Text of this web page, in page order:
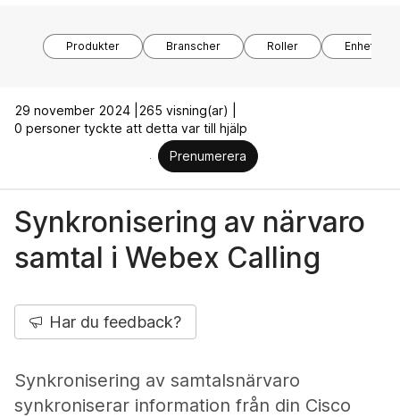
Produkter Branscher Roller
29 november 2024 |
265 visning(ar) |
0 personer tyckte att detta var till hjälp
Prenumerera
Synkronisering av närvaro
samtal i Webex Calling
Har du feedback?
Synkronisering av samtalsnärvaro
synkroniserar information från din Cisco